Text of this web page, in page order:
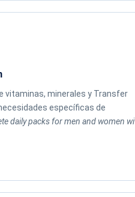
vitaminas, minerales y Transfer
específicas de
daily packs for men and women